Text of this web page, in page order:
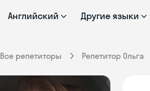
Английский Другие языки
Все репетиторы Репетитор Ольга